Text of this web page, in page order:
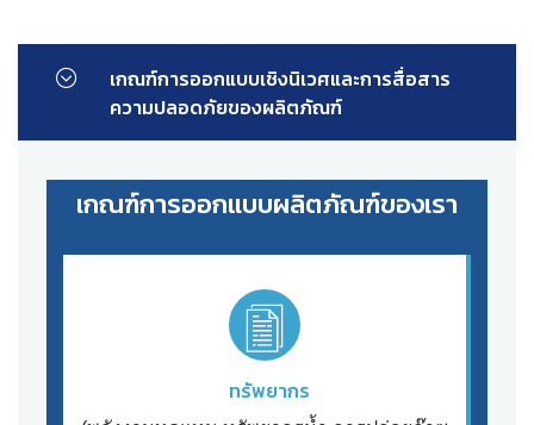
เกณฑ์การออกแบบเชิงนิเวศและการสื่อสาร
ความปลอดภัยของผลิตภัณฑ์
เกณฑ์การออกแบบผลิตภัณฑ์ของเรา
ทรัพยากร